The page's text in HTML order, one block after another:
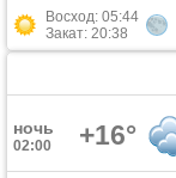
Восход: 05:44
Закат: 20:38
ночь
02:00 +16°